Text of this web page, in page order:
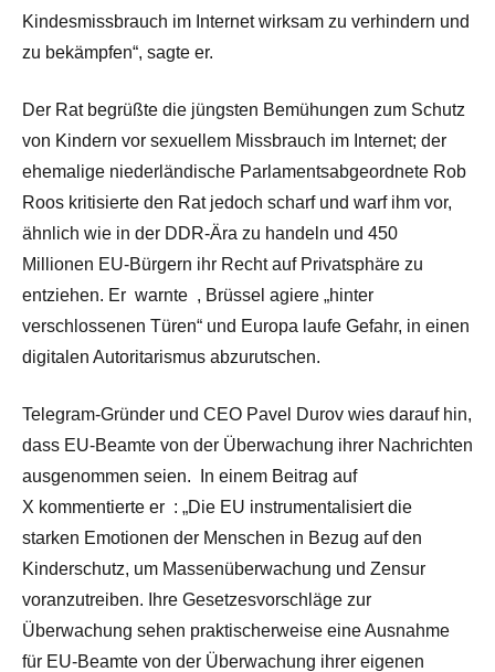
Kindesmissbrauch im Internet wirksam zu verhindern und
zu bekämpfen“, sagte er.
Der Rat begrüßte die jüngsten Bemühungen zum Schutz
von Kindern vor sexuellem Missbrauch im Internet; der
ehemalige niederländische Parlamentsabgeordnete Rob
Roos kritisierte den Rat jedoch scharf und warf ihm vor,
ähnlich wie in der DDR-Ära zu handeln und 450
Millionen EU-Bürgern ihr Recht auf Privatsphäre zu
entziehen. Er warnte , Brüssel agiere „hinter
verschlossenen Türen“ und Europa laufe Gefahr, in einen
digitalen Autoritarismus abzurutschen.
Telegram-Gründer und CEO Pavel Durov wies darauf hin,
dass EU-Beamte von der Überwachung ihrer Nachrichten
ausgenommen seien. In einem Beitrag auf
X kommentierte er : „Die EU instrumentalisiert die
starken Emotionen der Menschen in Bezug auf den
Kinderschutz, um Massenüberwachung und Zensur
voranzutreiben. Ihre Gesetzesvorschläge zur
Überwachung sehen praktischerweise eine Ausnahme
für EU-Beamte von der Überwachung ihrer eigenen